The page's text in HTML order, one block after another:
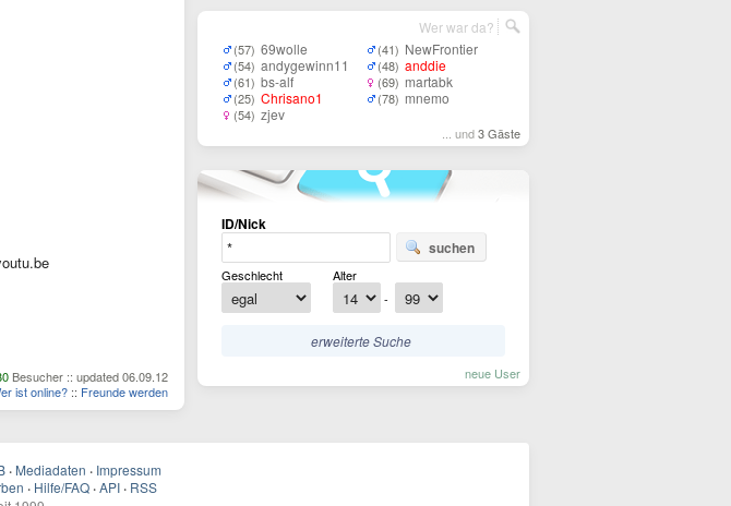
Besucher :: updated 06.09.12
ist online? :: Freunde werden
(57) 69wolle
(54) andygewinn11
(61) bs-alf
(25) Chrisano1
(54) zjev
(41) NewFrontier
(48) anddie
(69) martabk
(78) mnemo
... und3 Gäste
Wer war da?
ID/Nick
suchen
Geschlecht
Alter
-
erweiterte Suche
neue User
· Mediadaten · Impressum
· Hilfe/FAQ · API · RSS